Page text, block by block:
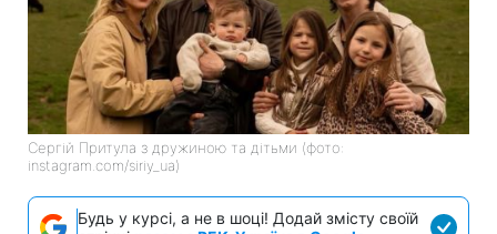
Сергій Притула з дружиною та дітьми (фото:
instagram.com/siriy_ua)
Будь у курсі, а не в шоці! Додай змісту своїй